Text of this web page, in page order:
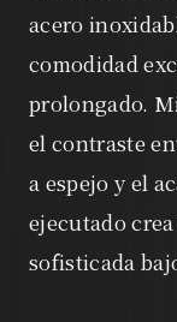
acero
comodidad
prolongado.
el contraste
a espejo y el
ejecutado
sofisticada